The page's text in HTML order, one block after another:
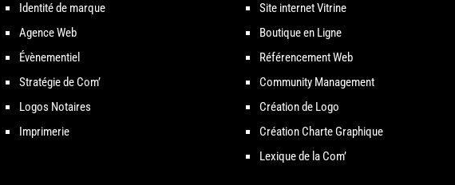
Identité de marque
Agence Web
Évènementiel
Stratégie de Com’
Logos Notaires
Imprimerie
Site internet Vitrine
Boutique en Ligne
Référencement Web
Community Management
Création de Logo
Création Charte Graphique
Lexique de la Com’